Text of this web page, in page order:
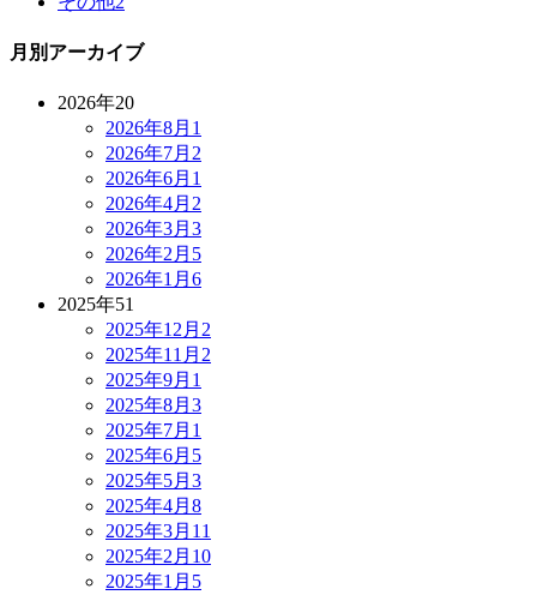
月別アーカイブ
2026年20
2026年8月 1
2026年7月 2
2026年6月 1
2026年4月 2
2026年3月 3
2026年2月 5
2026年1月 6
2025年51
2025年12月 2
2025年11月 2
2025年9月 1
2025年8月 3
2025年7月 1
2025年6月 5
2025年5月 3
2025年4月 8
2025年3月 11
2025年2月 10
2025年1月 5